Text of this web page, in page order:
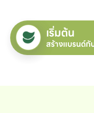
เริ่มต้น
สร้างแบรนด์กั